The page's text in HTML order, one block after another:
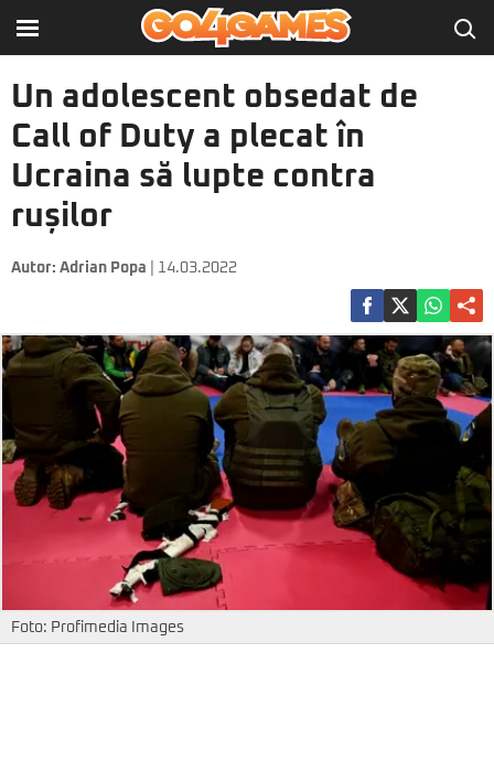
Un adolescent obsedat de
Call of Duty a plecat în
Ucraina să lupte contra
rușilor
Autor: Adrian Popa | 14.03.2022
Foto: Profimedia Images